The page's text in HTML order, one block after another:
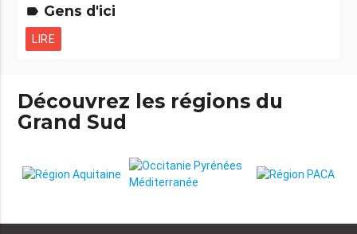
label Gens d'ici
LIRE
Découvrez les régions du
Grand Sud